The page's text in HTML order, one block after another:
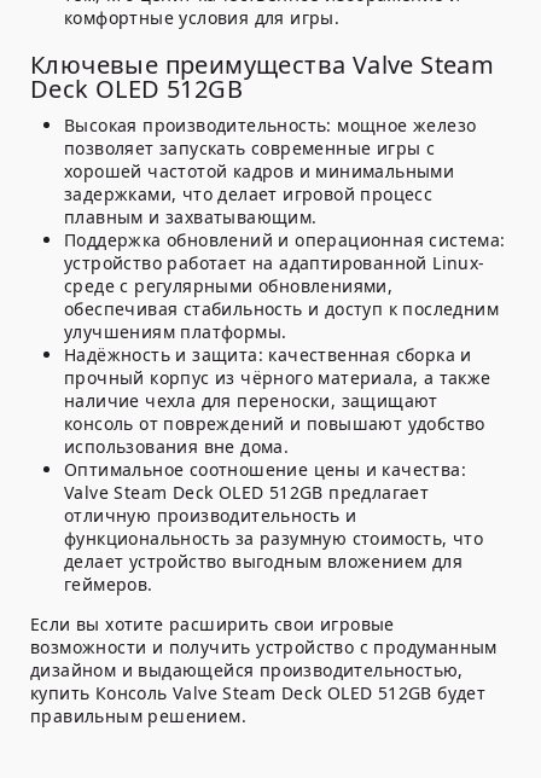
комфортные условия для игры.
Ключевые преимущества Valve Steam
Deck OLED 512GB
Высокая производительность: мощное железо
позволяет запускать современные игры с
хорошей частотой кадров и минимальными
задержками, что делает игровой процесс
плавным и захватывающим.
Поддержка обновлений и операционная система:
устройство работает на адаптированной Linux-
среде с регулярными обновлениями,
обеспечивая стабильность и доступ к последним
улучшениям платформы.
Надёжность и защита: качественная сборка и
прочный корпус из чёрного материала, а также
наличие чехла для переноски, защищают
консоль от повреждений и повышают удобство
использования вне дома.
Оптимальное соотношение цены и качества:
Valve Steam Deck OLED 512GB предлагает
отличную производительность и
функциональность за разумную стоимость, что
делает устройство выгодным вложением для
геймеров.
Если вы хотите расширить свои игровые
возможности и получить устройство с продуманным
дизайном и выдающейся производительностью,
купить Консоль Valve Steam Deck OLED 512GB будет
правильным решением.